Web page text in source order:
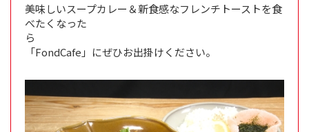
美味しいスープカレー＆新食感なフレンチトーストを食
べたくなった
ら
「FondCafe」にぜひお出掛けください。